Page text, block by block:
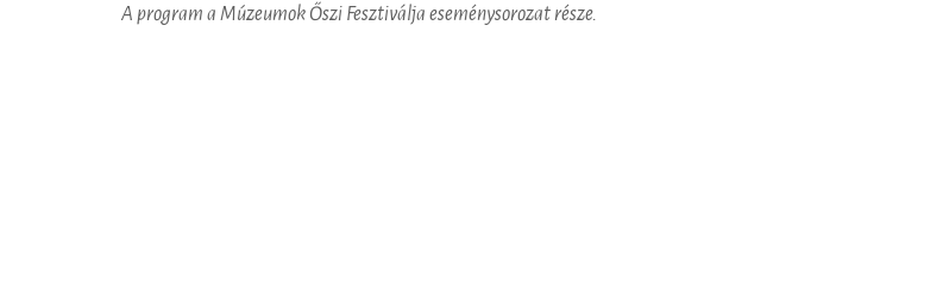
A program a Múzeumok Őszi Fesztiválja eseménysorozat része.